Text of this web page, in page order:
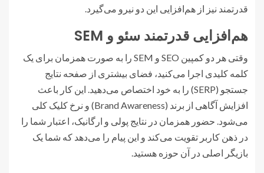
قدرتمند نیز از هم‌افزایی این دو نیرو می‌گیرد.
هم‌افزایی قدرتمند سئو و SEM
وقتی هر دو کمپین SEO و SEM را به صورت همزمان برای یک
کلمه کلیدی اجرا می‌کنید، فضای بیشتری از صفحه نتایج
جستجو (SERP) را به خود اختصاص می‌دهید. این کار باعث
افزایش آگاهی از برند (Brand Awareness) و نرخ کلیک کلی
می‌شود. حضور همزمان در نتایج پولی و ارگانیک، اعتبار شما را
در ذهن کاربر تقویت می‌کند و این پیام را می‌دهد که شما یک
بازیگر اصلی در آن حوزه هستید.